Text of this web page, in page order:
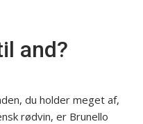
and?
du holder meget af,
rødvin, er Brunello